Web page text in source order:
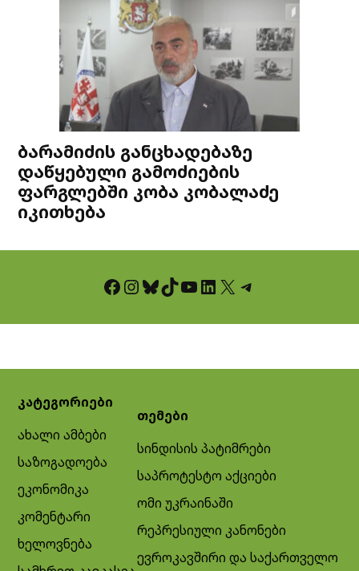
ბარამიძის განცხადებაზე
დაწყებული გამოძიების
ფარგლებში კობა კობალაძე
იკითხება
Facebook InstagramBluesky TikTok YouTube LinkedIn X Telegram
კატეგორიები
ახალი ამბები
საზოგადოება
ეკონომიკა
კომენტარი
ხელოვნება
თემები
სინდისის პატიმრები
საპროტესტო აქციები
ომი უკრაინაში
რეპრესიული კანონები
ევროკავშირი და საქართველო